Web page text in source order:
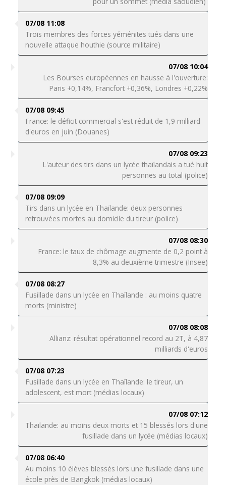
07/08 11:08
Trois membres des forces yéménites tués dans une
nouvelle attaque houthie (source militaire)
07/08 10:04
Les Bourses européennes en hausse à l'ouverture:
Paris +0,14%, Francfort +0,36%, Londres +0,22%
07/08 09:45
France: le déficit commercial s'est réduit de 1,9 milliard
d'euros en juin (Douanes)
07/08 09:23
L'auteur des tirs dans un lycée thaïlandais a tué huit
personnes au total (police)
07/08 09:09
Tirs dans un lycée en Thaïlande: deux personnes
retrouvées mortes au domicile du tireur (police)
07/08 08:30
France: le taux de chômage augmente de 0,2 point à
8,3% au deuxième trimestre (Insee)
07/08 08:27
Fusillade dans un lycée en Thaïlande : au moins quatre
morts (ministre)
07/08 08:08
Allianz: résultat opérationnel record au 2T, à 4,87
milliards d'euros
07/08 07:23
Fusillade dans un lycée en Thaïlande: le tireur, un
adolescent, est mort (médias locaux)
07/08 07:12
Thaïlande: au moins deux morts et 15 blessés lors d'une
fusillade dans un lycée (médias locaux)
07/08 06:40
Au moins 10 élèves blessés lors une fusillade dans une
école près de Bangkok (médias locaux)